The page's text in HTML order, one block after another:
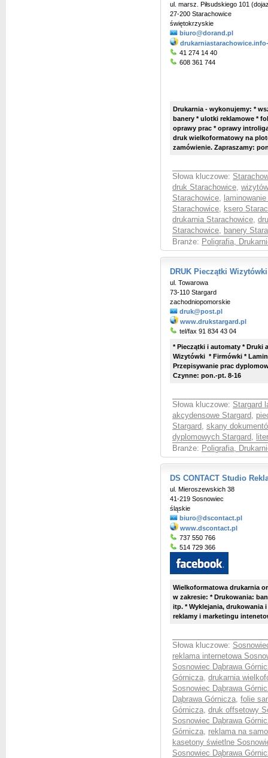
ul. marsz. Piłsudskiego 101
27-200 Starachowice
świętokrzyskie
biuro@dorand.pl
41 274 14 40
608 361 744
Drukarnia - wykonujemy: *
banery * ulotki reklamowe *
oprawy prac * oprawy
druk wielkoformatowy na
zamówienie. Zapraszamy:
Słowa kluczowe:
druk Starachowice,
Starachowice,
Starachowice, ksero
drukarnia Starachowice,
Starachowice, banery
Branże: Poligrafia,
DRUK Pieczątki
ul. Towarowa
73-110 Stargard
zachodniopomorskie
druk@post.pl
www.drukstargard.pl
tel/fax 91 834 43 04
* Pieczątki i automaty * Druki
Wizytówki * Firmówki *
Przepisywanie prac
Czynne: pon.-pt. 8-16
Słowa kluczowe: Stargard
akcydensowe Stargard,
Stargard, skany
dyplomowych Stargard,
Branże: Poligrafia,
DS CONTACT Studio
ul. Mieroszewskich 38
41-219 Sosnowiec
śląskie
biuro@dscontact.pl
www.dscontact.pl
737 550 766
514 729 366
Wielkoformatowa drukarnia
w zakresie: * Drukowania:
itp. * Wyklejania, drukowania
reklamy i marketingu
Słowa kluczowe:
reklama internetowa
Sosnowiec Dąbrawa
Górnicza, drukarnia
Sosnowiec Dąbrawa
Dąbrawa Górnicza, folie
Górnicza, druk offsetowy
Sosnowiec Dąbrawa
Górnicza, reklama na
kasetony świetlne
Sosnowiec Dąbrawa